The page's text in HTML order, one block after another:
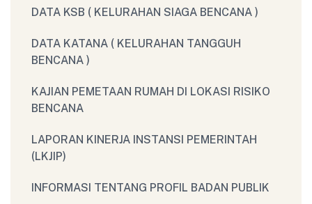
DATA KSB ( KELURAHAN SIAGA BENCANA )
DATA KATANA ( KELURAHAN TANGGUH
BENCANA )
KAJIAN PEMETAAN RUMAH DI LOKASI RISIKO
BENCANA
LAPORAN KINERJA INSTANSI PEMERINTAH
(LKJIP)
INFORMASI TENTANG PROFIL BADAN PUBLIK